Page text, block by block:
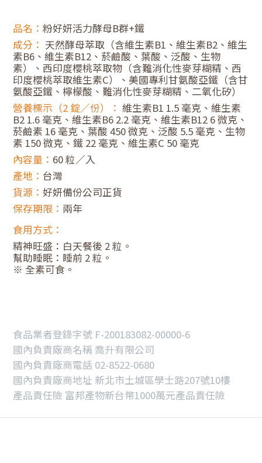
品名： 粉好妍活力酵母B群+鐵
成分： 天然酵母萃取（含維生素B1、維生素B2、維生
素B6、維生素B12、菸鹼酸、葉酸、泛酸、生物
素）、西印度櫻桃萃取物（含難消化性麥芽糊精、西
印度櫻桃萃取維生素C）、美國專利甘氨酸亞鐵（含甘
氨酸亞鐵、檸檬酸、難消化性麥芽糊精、二氧化矽）
營養標示（2 錠／份）： 維生素B1 1.5 毫克、維生素
B2 1.6 毫克、維生素B6 2.2 毫克、維生素B12 6 微克、
菸鹼素 16 毫克、葉酸 450 微克、泛酸 5.5 毫克、生物
素 150 微克、鐵 22 毫克、維生素C 50 毫克
內容量： 60 粒／入
產地： 台灣
貨源： 好妍備份公司正貨
保存期限： 兩年
食用方式：
精神旺盛：白天餐後 2 粒。
幫助睡眠：睡前 2 粒。
※ 全素可食。
食品業者登錄字號 F-200183082-00000-6
國內負責廠商名稱 喬升有限公司
國內負責廠商電話 02-8522-0680
國內負責廠商地址 新北市土城區學士路207號10樓
產品責任險 富邦產物新台幣1000萬元產品責任險